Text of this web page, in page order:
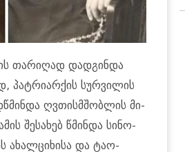
თა­რი­ღად დად­გინ­და
პატ­რი­არ­ქის სურ­ვი­ლის
ღვთის­მშობ­ლის მი­
შე­სა­ხებ წმინ­და სი­ნო­
ახალ­ცი­ხი­სა და ტაო-